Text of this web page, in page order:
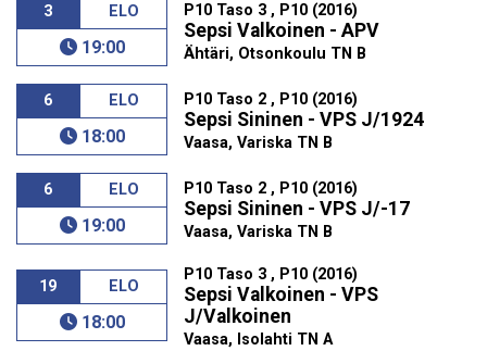
3 ELO
19:00
P10 Taso 3 , P10 (2016)
Sepsi Valkoinen - APV
Ähtäri, Otsonkoulu TN B
6 ELO
18:00
P10 Taso 2 , P10 (2016)
Sepsi Sininen - VPS J/1924
Vaasa, Variska TN B
6 ELO
19:00
P10 Taso 2 , P10 (2016)
Sepsi Sininen - VPS J/-17
Vaasa, Variska TN B
19 ELO
18:00
P10 Taso 3 , P10 (2016)
Sepsi Valkoinen - VPS
J/Valkoinen
Vaasa, Isolahti TN A